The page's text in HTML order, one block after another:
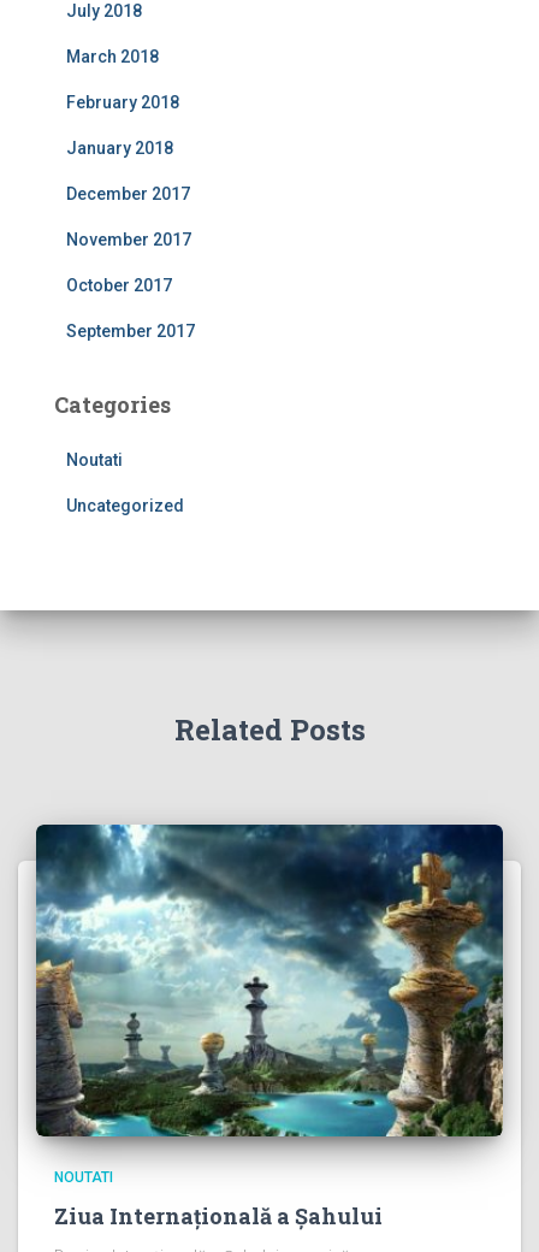
July 2018
March 2018
February 2018
January 2018
December 2017
November 2017
October 2017
September 2017
Categories
Noutati
Uncategorized
Related Posts
NOUTATI
Ziua Internațională a Șahului